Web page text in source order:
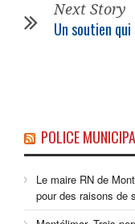
Next Story
Un soutien qui
POLICE
Le maire RN de
pour des raisons de